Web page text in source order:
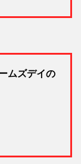
ムズデイの